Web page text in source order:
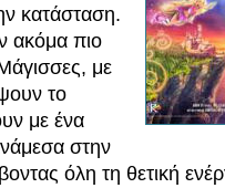
κατάσταση.
ακόμα πιο
με
το
με ένα
στην
όλη τη θετική